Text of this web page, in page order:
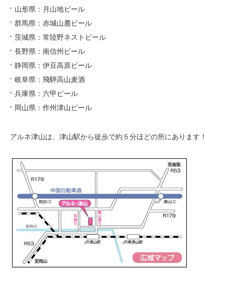
山形県：月山地ビール
群馬県：赤城山麓ビール
茨城県：常陸野ネストビール
長野県：南信州ビール
静岡県：伊豆高原ビール
岐阜県：飛騨高山麦酒
兵庫県：六甲ビール
岡山県：作州津山ビール
アルネ津山は、津山駅から徒歩で約５分ほどの所にあります！